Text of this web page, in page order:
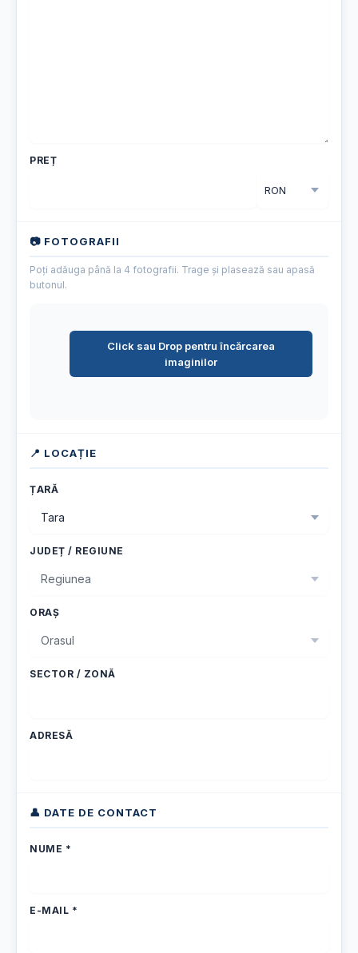
PREȚ
📷 FOTOGRAFII
Poți adăuga până la 4 fotografii. Trage și plasează sau apasă
butonul.
Click sau Drop pentru încărcarea
imaginilor
📍 LOCAȚIE
ȚARĂ
JUDEȚ / REGIUNE
ORAȘ
SECTOR / ZONĂ
ADRESĂ
👤 DATE DE CONTACT
NUME *
E-MAIL *